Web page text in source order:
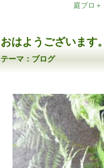
庭ブロ
おはようございます。
テーマ：ブログ